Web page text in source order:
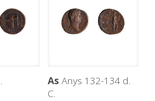
As Anys 132-134 d.
C.